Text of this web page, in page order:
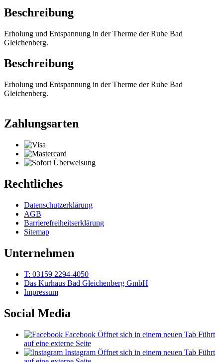
Beschreibung
Erholung und Entspannung in der Therme der Ruhe Bad
Gleichenberg.
Beschreibung
Erholung und Entspannung in der Therme der Ruhe Bad
Gleichenberg.
Zahlungsarten
Rechtliches
Datenschutzerklärung
AGB
Barrierefreiheitserklärung
Sitemap
Unternehmen
T: 03159 2294-4050
Das Kurhaus Bad Gleichenberg GmbH
Impressum
Social Media
Facebook Öffnet sich in einem neuen Tab Führt
auf eine externe Seite
Instagram Öffnet sich in einem neuen Tab Führt